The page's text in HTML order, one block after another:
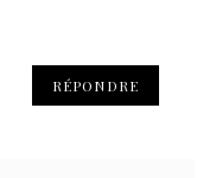
RÉPONDRE